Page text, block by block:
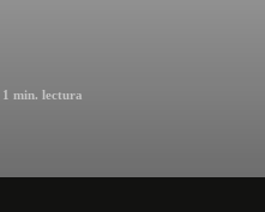
1 min. lectura